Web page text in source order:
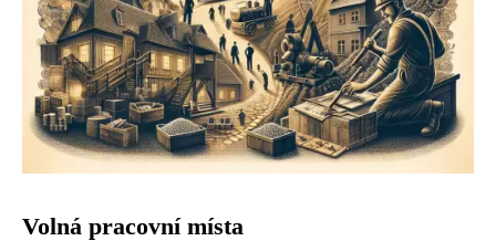
Volná pracovní místa